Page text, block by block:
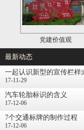
党建价值观
最新动态
一起认识新型的宣传栏
17-11-29
汽车轮胎标识的含义
17-12-06
7个交通标牌的制作过程
17-12-06